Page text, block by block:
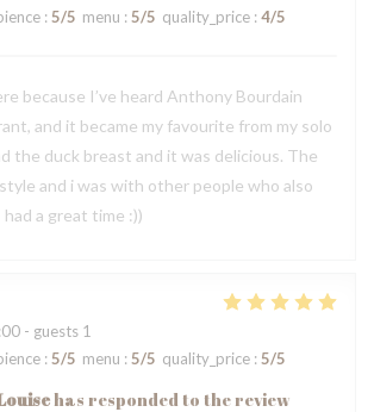
: 5/5 menu : 5/5 quality_price : 4/5
because I’ve heard Anthony Bourdain
and it became my favourite from my solo
the duck breast and it was delicious. The
and i was with other people who also
had a great time :))
- guests 1
: 5/5 menu : 5/5 quality_price : 5/5
has responded to the review